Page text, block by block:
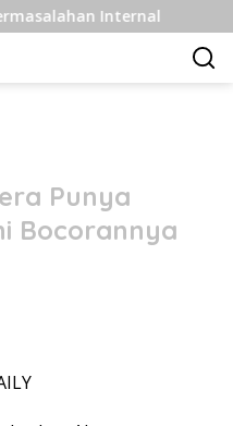
Internal
Punya
Bocorannya